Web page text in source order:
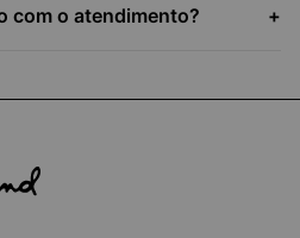
com o atendimento? +